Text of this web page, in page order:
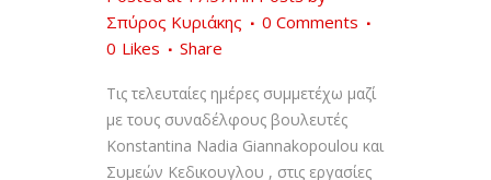
Σπύρος Κυριάκης
0 Comments
0 Likes Share
Τις τελευταίες ημέρες συμμετέχω μαζί
με τους συναδέλφους βουλευτές
Konstantina Nadia Giannakopoulou και
Συμεών Κεδικουγλου , στις εργασίες